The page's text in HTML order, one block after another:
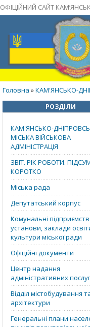
ОФІЦІЙНИЙ САЙТ
Головна »КАМ'ЯНСЬКО-
РОЗДІЛИ
КАМ'ЯНСЬКО-
МІСЬКА ВІЙСЬКОВА
АДМІНІСТРАЦІЯ
ЗВІТ. РІК РОБОТИ.
КОРОТКО
Міська рада
Депутатський корпус
Комунальні
установи, заклади
культури міської ради
Офіційні документи
Центр надання
адміністративних
Відділ містобудування
архітектури
Генеральні плани